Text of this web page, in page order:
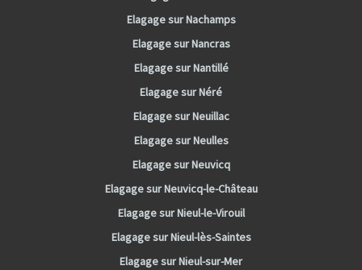
Elagage sur Nachamps
Elagage sur Nancras
Elagage sur Nantillé
Elagage sur Néré
Elagage sur Neuillac
Elagage sur Neulles
Elagage sur Neuvicq
Elagage sur Neuvicq-le-Château
Elagage sur Nieul-le-Virouil
Elagage sur Nieul-lès-Saintes
Elagage sur Nieul-sur-Mer